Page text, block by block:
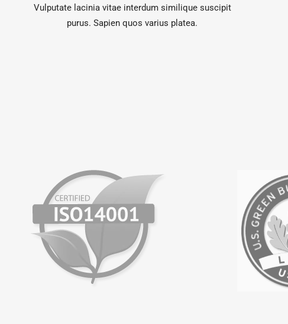
Vulputate lacinia vitae interdum similique suscipit
purus. Sapien quos varius platea.